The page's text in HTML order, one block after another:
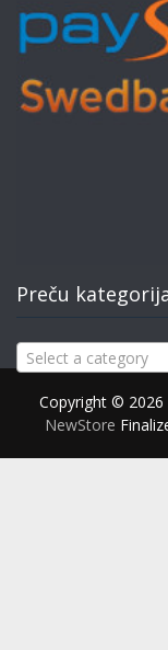
Preču
Select a category
Copyright © 2026
NewStore